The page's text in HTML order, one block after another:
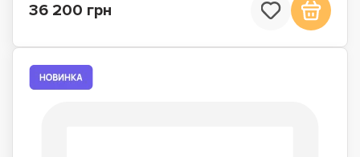
36 200 грн